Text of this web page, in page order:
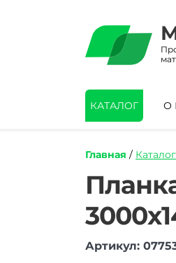
КАТАЛОГ О
Главная / Каталог
https://
okolookonnaya-
profil-
limonnyy-
3050-
mm.jpg
Артикул: